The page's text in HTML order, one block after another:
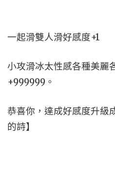
一起滑雙人滑好感度+1
小攻滑冰太性感各種美麗
+999999。
恭喜你，達成好感度升級
的詩】